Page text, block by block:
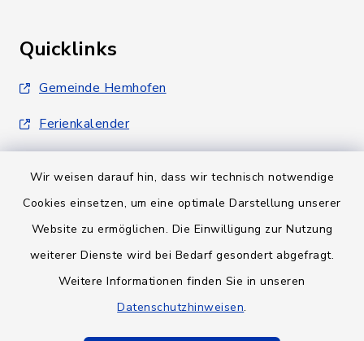
Wir weisen darauf hin, dass wir technisch notwendige
Cookies einsetzen, um eine optimale Darstellung unserer
Website zu ermöglichen. Die Einwilligung zur Nutzung
weiterer Dienste wird bei Bedarf gesondert abgefragt.
Weitere Informationen finden Sie in unseren
Datenschutzhinweisen.
Quicklinks
Gemeinde Hemhofen
Ferienkalender
Barrierefreiheit